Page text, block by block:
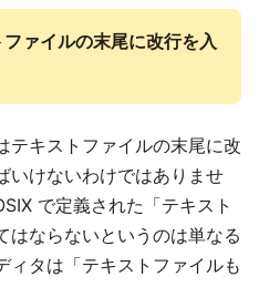
ァイルの末尾に改行を入
テキストファイルの末尾に改
いけないわけではありませ
で定義された「テキスト
はならないというのは単なる
ィタは「テキストファイルも